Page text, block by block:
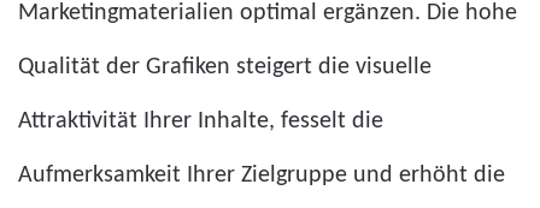
Marketingmaterialien optimal ergänzen. Die hohe
Qualität der Grafiken steigert die visuelle
Attraktivität Ihrer Inhalte, fesselt die
Aufmerksamkeit Ihrer Zielgruppe und erhöht die